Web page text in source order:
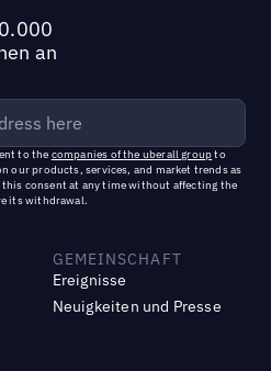
an
to the companies of the uberall groupto
our products, services, and market trends as
consent at any time without affecting the
its withdrawal.
GEMEINSCHAFT
Ereignisse
Neuigkeiten und Presse